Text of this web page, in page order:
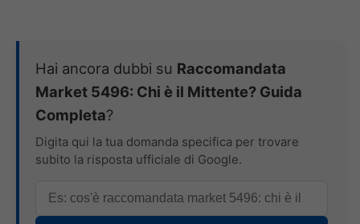
Hai ancora dubbi su Raccomandata
Market 5496: Chi è il Mittente? Guida
Completa?
Digita qui la tua domanda specifica per trovare
subito la risposta ufficiale di Google.